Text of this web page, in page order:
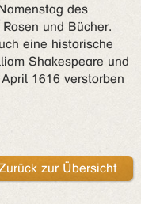
des
und Bücher.
eine historische
Shakespeare und
1616 verstorben
zur Übersicht